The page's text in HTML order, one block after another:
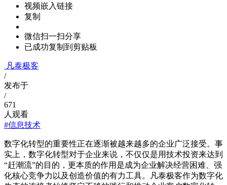
视频嵌入链接
复制
微信扫一扫分享
已成功复制到剪贴板
凡泰极客
/
发布于
/
671
人观看
#信息技术
数字化转型的重要性正在逐渐被越来越多的企业广泛接受。事
实上，数字化转型对于企业来说，不仅仅是用技术投资来达到
“赶潮流”的目的，更本质的作用是成为企业解决经营困难、强
化核心竞争力以及创造价值的有力工具。凡泰极客作为数字化